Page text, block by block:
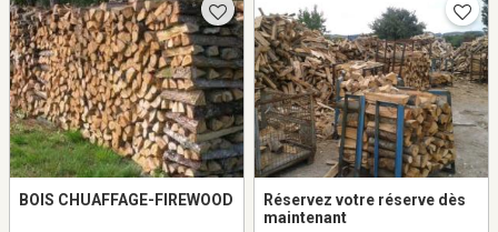
BOIS CHUAFFAGE-FIREWOOD
Réservez votre réserve dès
maintenant